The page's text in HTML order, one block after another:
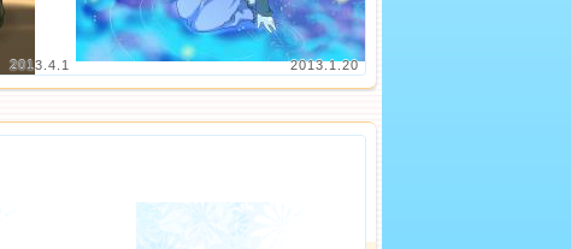
2013.4.1 2013.1.20